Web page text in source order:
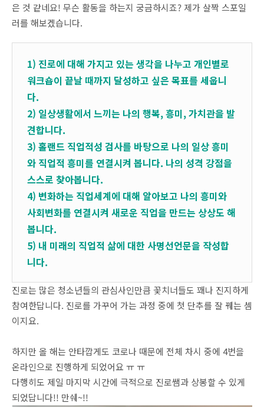
은 것 같네요! 무슨 활동을 하는지 궁금하시죠? 제가 살짝 스포일
러를 해보겠습니다.
1) 진로에 대해 가지고 있는 생각을 나누고 개인별로
워크숍이 끝날 때까지 달성하고 싶은 목표를 세웁니
다.
2) 일상생활에서 느끼는 나의 행복, 흥미, 가치관을 발
견합니다.
3) 홀랜드 직업적성 검사를 바탕으로 나의 일상 흥미
와 직업적 흥미를 연결시켜 봅니다. 나의 성격 강점을
스스로 찾아봅니다.
4) 변화하는 직업세계에 대해 알아보고 나의 흥미와
사회변화를 연결시켜 새로운 직업을 만드는 상상도 해
봅니다.
5) 내 미래의 직업적 삶에 대한 사명선언문을 작성합
니다.
진로는 많은 청소년들의 관심사인만큼 꽃치너들도 꽤나 진지하게
참여한답니다. 진로를 가꾸어 가는 과정 중에 첫 단추를 잘 꿰는 셈
이지요.
하지만 올 해는 안타깝게도 코로나 때문에 전체 차시 중에 4번을
온라인으로 진행하게 되었어요 ㅠ ㅠ
다행히도 제일 마지막 시간에 극적으로 진로쌤과 상봉할 수 있게
되었답니다!! 만쉐~!!